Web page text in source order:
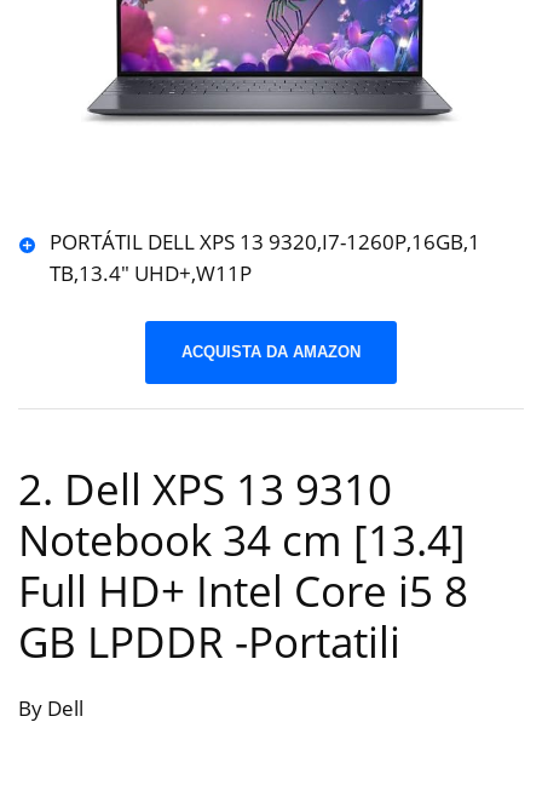
PORTÁTIL DELL XPS 13 9320,I7-1260P,16GB,1
TB,13.4″ UHD+,W11P
ACQUISTA DA AMAZON
2. Dell XPS 13 9310
Notebook 34 cm [13.4]
Full HD+ Intel Core i5 8
GB LPDDR -Portatili
By Dell